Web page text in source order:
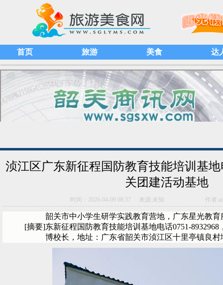
首页 旅游 美食 达
浈江区广东新征程国防教育技能培训基地
关团建活动基地
时间：2026-04-09 08:37 来源:未知 作者
[摘要]
韶关市中小学生研学实践教育营地，广东星光教
东新征程国防教育技能培训基地电话0751-8932968
博校长，地址：广东省韶关市浈江区十里亭镇良村